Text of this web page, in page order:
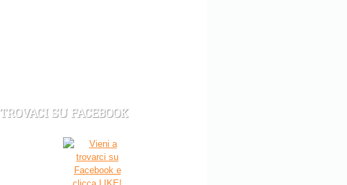
TROVACI SU FACEBOOK